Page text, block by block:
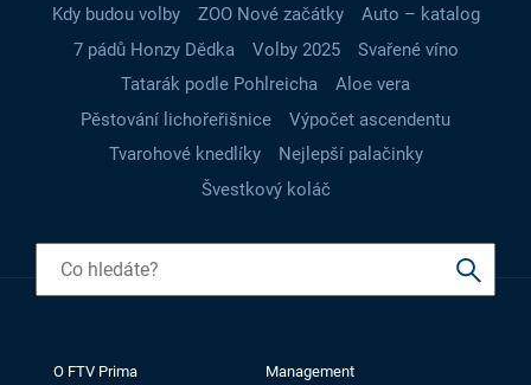
Kdy budou volby
ZOO Nové začátky
Auto – katalog
7 pádů Honzy Dědka
Volby 2025
Svařené víno
Tatarák podle Pohlreicha
Aloe vera
Pěstování lichořeřišnice
Výpočet ascendentu
Tvarohové knedlíky
Nejlepší palačinky
Švestkový koláč
O FTV Prima
Management